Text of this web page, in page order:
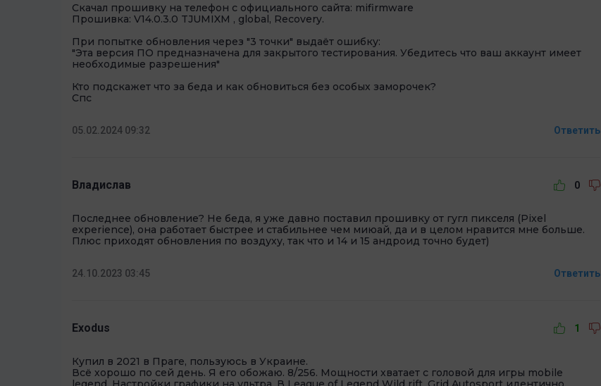
Скачал прошивку на телефон с официального сайта: mifirmware
Прошивка: V14.0.3.0 TJUMIXM , global, Recovery.
При попытке обновления через "3 точки" выдаёт ошибку:
"Эта версия ПО предназначена для закрытого тестирования. Убедитесь что ваш аккаунт имеет
необходимые разрешения"
Кто подскажет что за беда и как обновиться без особых заморочек?
Спс
05.02.2024 09:32 Ответить
Владислав 0
Последнее обновление? Не беда, я уже давно поставил прошивку от гугл пикселя (Pixel
experience), она работает быстрее и стабильнее чем миюай, да и в целом нравится мне больше.
Плюс приходят обновления по воздуху, так что и 14 и 15 андроид точно будет)
24.10.2023 03:45 Ответить
Exodus 1
Купил в 2021 в Праге, пользуюсь в Украине.
Всё хорошо по сей день. Я его обожаю. 8/256. Мощности хватает с головой для игры mobile